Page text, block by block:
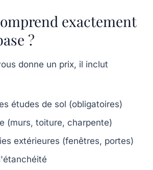
exactement
?
donne un prix, il inclut
études de sol (obligatoires)
(murs, toiture, charpente)
extérieures (fenêtres, portes)